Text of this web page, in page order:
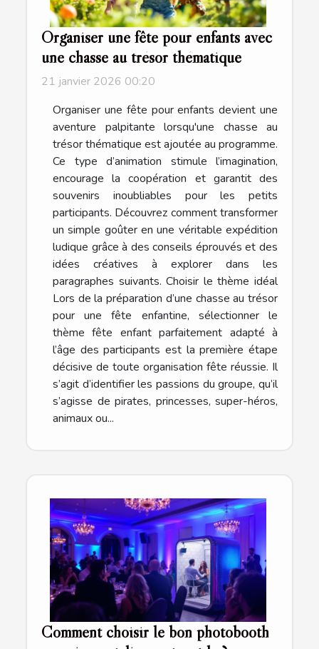
Organiser une fête pour enfants avec
une chasse au trésor thématique
21 janvier 2026 00:20
Organiser une fête pour enfants devient une
aventure palpitante lorsqu'une chasse au
trésor thématique est ajoutée au programme.
Ce type d’animation stimule l’imagination,
encourage la coopération et garantit des
souvenirs inoubliables pour les petits
participants. Découvrez comment transformer
un simple goûter en une véritable expédition
ludique grâce à des conseils éprouvés et des
idées créatives à explorer dans les
paragraphes suivants. Choisir le thème idéal
Lors de la préparation d’une chasse au trésor
pour une fête enfantine, sélectionner le
thème fête enfant parfaitement adapté à
l’âge des participants est la première étape
décisive de toute organisation fête réussie. Il
s’agit d’identifier les passions du groupe, qu’il
s’agisse de pirates, princesses, super-héros,
animaux ou...
Comment choisir le bon photobooth